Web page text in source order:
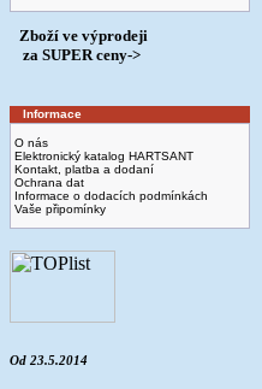
Zboží ve výprodeji
­ za SUPER ceny->
Informace
O nás
Elektronický katalog HARTSANT
Kontakt, platba a dodaní
Ochrana dat
Informace o dodacích podmínkách
Vaše připomínky
Od 23.5.2014